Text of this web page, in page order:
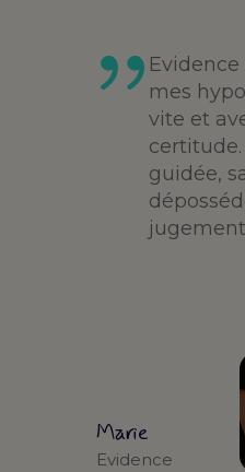
Evidence
mes
vite et
guidée,
Marie
Evidence